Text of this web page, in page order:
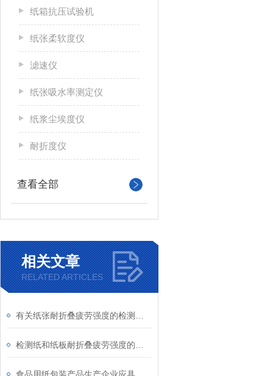
纸箱抗压试验机
纸张柔软度仪
滤速仪
纸张吸水率测定仪
纸浆尘埃度仪
耐折度仪
查看全部
相关文章
RELATED ARTICLES